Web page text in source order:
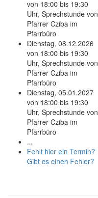
von 18:00 bis 19:30
Uhr, Sprechstunde von
Pfarrer Cziba im
Pfarrbüro
Dienstag, 08.12.2026
von 18:00 bis 19:30
Uhr, Sprechstunde von
Pfarrer Cziba im
Pfarrbüro
Dienstag, 05.01.2027
von 18:00 bis 19:30
Uhr, Sprechstunde von
Pfarrer Cziba im
Pfarrbüro
...
Fehlt hier ein Termin?
Gibt es einen Fehler?